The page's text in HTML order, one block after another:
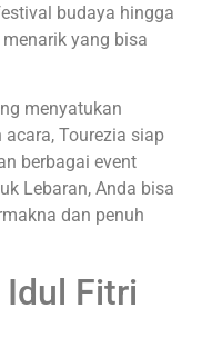
budaya hingga
yang bisa
menyatukan
Tourezia siap
berbagai event
Lebaran, Anda bisa
dan penuh
Fitri